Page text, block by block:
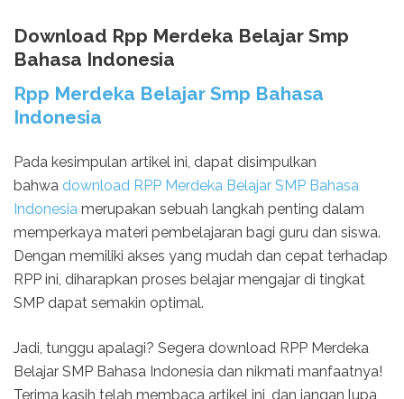
Download Rpp Merdeka Belajar Smp
Bahasa Indonesia
Rpp Merdeka Belajar Smp Bahasa
Indonesia
Pada kesimpulan artikel ini, dapat disimpulkan
bahwa download RPP Merdeka Belajar SMP Bahasa
Indonesia merupakan sebuah langkah penting dalam
memperkaya materi pembelajaran bagi guru dan siswa.
Dengan memiliki akses yang mudah dan cepat terhadap
RPP ini, diharapkan proses belajar mengajar di tingkat
SMP dapat semakin optimal.
Jadi, tunggu apalagi? Segera download RPP Merdeka
Belajar SMP Bahasa Indonesia dan nikmati manfaatnya!
Terima kasih telah membaca artikel ini, dan jangan lupa